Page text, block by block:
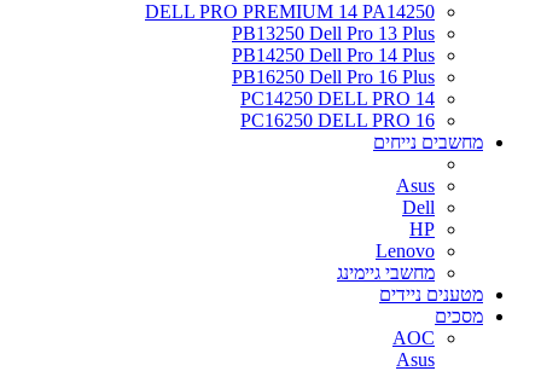
DELL PRO PREMIUM 14 PA14250
PB13250 Dell Pro 13 Plus
PB14250 Dell Pro 14 Plus
PB16250 Dell Pro 16 Plus
PC14250 DELL PRO 14
PC16250 DELL PRO 16
מחשבים נייחים
Asus
Dell
HP
Lenovo
מחשבי גיימינג
מטענים ניידים
מסכים
AOC
Asus